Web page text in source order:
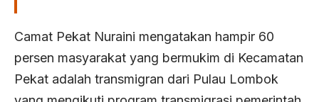
Camat Pekat Nuraini mengatakan hampir 60
persen masyarakat yang bermukim di Kecamatan
Pekat adalah transmigran dari Pulau Lombok